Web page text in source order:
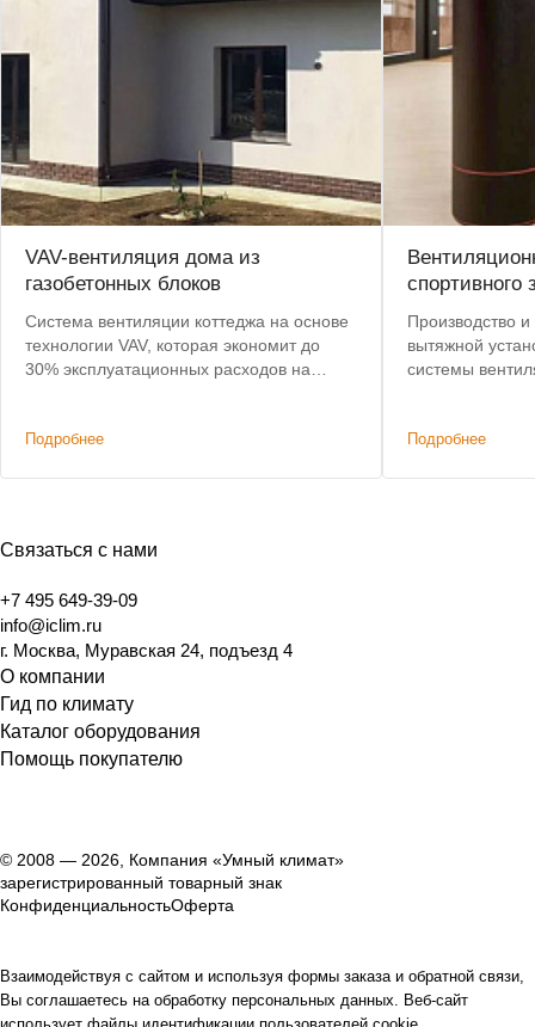
VAV-вентиляция дома из
газобетонных блоков
Система вентиляции коттеджа на основе
технологии VAV, которая экономит до
30% эксплуатационных расходов на
Подробнее
спортивного
Производство
вытяжной
системы
Подробнее
Связаться с нами
+7 495 649-39-09
info@iclim.ru
г. Москва, Муравская 24, подъезд 4
О компании
Гид по климату
Каталог оборудования
Помощь покупателю
© 2008 — 2026, Компания «Умный климат»
зарегистрированный товарный знак
КонфиденциальностьОферта
Взаимодействуя с сайтом и используя формы заказа и обратной связи,
Вы соглашаетесь на обработку персональных данных. Веб-сайт